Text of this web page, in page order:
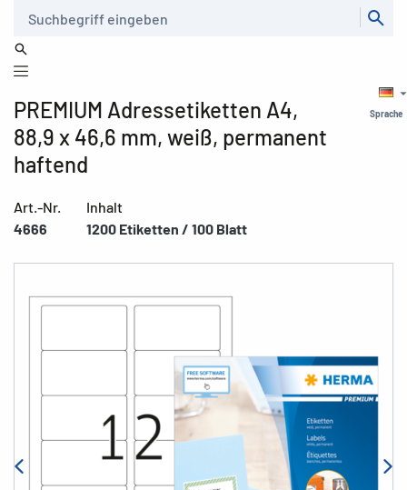
Sprache
PREMIUM Adressetiketten A4,
88,9 x 46,6 mm, weiß, permanent
haftend
Art.-Nr.
4666
Inhalt
1200 Etiketten / 100 Blatt